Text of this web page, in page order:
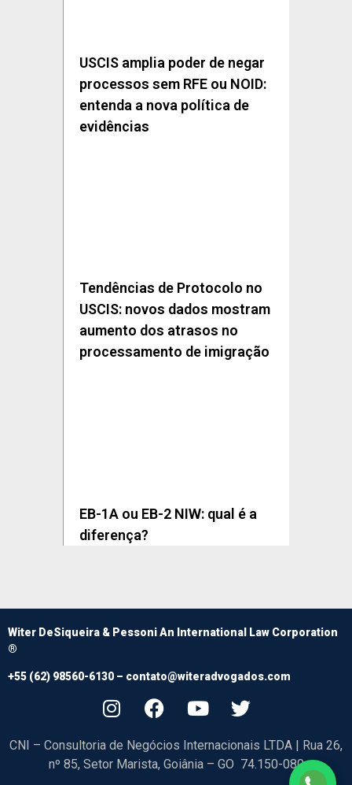
USCIS amplia poder de negar
processos sem RFE ou NOID:
entenda a nova política de
evidências
Tendências de Protocolo no
USCIS: novos dados mostram
aumento dos atrasos no
processamento de imigração
EB-1A ou EB-2 NIW: qual é a
diferença?
Witer DeSiqueira & Pessoni An International Law Corporation
®
+55 (62) 98560-6130 – contato@witeradvogados.com
CNI – Consultoria de Negócios Internacionais LTDA | Rua 26,
nº 85, Setor Marista, Goiânia – GO 74.150-080